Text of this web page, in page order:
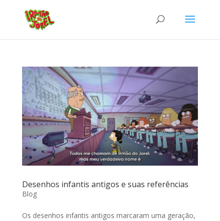
Desenhos infantis antigos e suas referências
Blog
Os desenhos infantis antigos marcaram uma geração,